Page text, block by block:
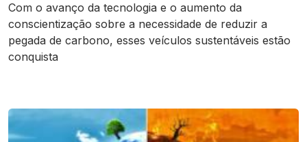
Com o avanço da tecnologia e o aumento da
conscientização sobre a necessidade de reduzir a
pegada de carbono, esses veículos sustentáveis estão
conquista